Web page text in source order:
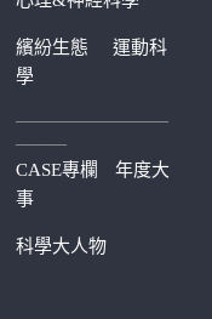
繽紛生態運動科
學
—————————
———
CASE專欄
年度大
事
科學大人物